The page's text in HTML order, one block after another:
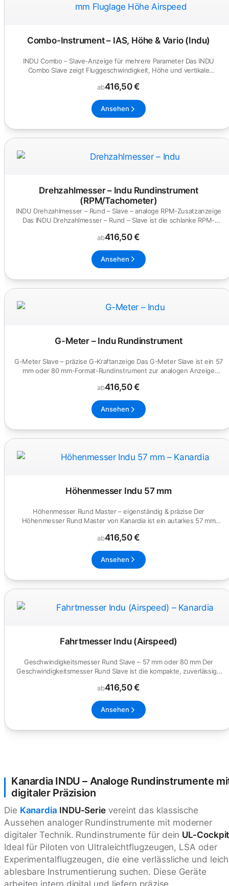
Combo-Instrument – IAS, Höhe & Vario (Indu)
INDU Combo – Slave-Anzeige für mehrere Parameter Das INDU
Combo Slave zeigt Fluggeschwindigkeit, Höhe und vertikale
ab416,50 €
Ansehen
Drehzahlmesser – Indu Rundinstrument
(RPM/Tachometer)
INDU Drehzahlmesser – Rund – Slave – analoge RPM-Zusatzanzeige
Das INDU Drehzahlmesser – Rund – Slave ist die schlanke RPM-
ab416,50 €
Ansehen
G-Meter – Indu Rundinstrument
G-Meter Slave – präzise G-Kraftanzeige Das G-Meter Slave ist ein 57
mm oder 80 mm-Format-Rundinstrument zur analogen Anzeige
ab416,50 €
Ansehen
Höhenmesser Indu 57 mm
Höhenmesser Rund Master – eigenständig & präzise Der
Höhenmesser Rund Master von Kanardia ist ein autarkes 57 mm
ab416,50 €
Ansehen
Fahrtmesser Indu (Airspeed)
Geschwindigkeitsmesser Rund Slave – 57 mm oder 80 mm Der
Geschwindigkeitsmesser Rund Slave ist die kompakte, zuverlässige
ab416,50 €
Ansehen
Kanardia INDU – Analoge Rundinstrumente
digitaler Präzision
Die Kanardia INDU-Serie vereint das klassische
Aussehen analoger Rundinstrumente mit moderner
digitaler Technik. Rundinstrumente für dein UL-
Ideal für Piloten von Ultraleichtflugzeugen, LSA oder
Experimentalflugzeugen, die eine verlässliche und
ablesbare Instrumentierung suchen. Diese Geräte